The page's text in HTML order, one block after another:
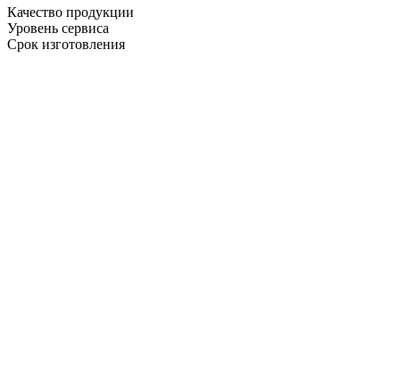
Качество продукции
Уровень сервиса
Срок изготовления